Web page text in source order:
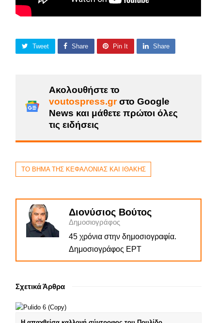
Tweet Share Pin It Share
Ακολουθήστε το
voutospress.grστο Google
News και μάθετε πρώτοι όλες
τις ειδήσεις
ΤΟ ΒΗΜΑ ΤΗΣ ΚΕΦΑΛΟΝΙΑΣ ΚΑΙ ΙΘΑΚΗΣ
Διονύσιος Βούτος
Δημοσιογράφος
45 χρόνια στην δημοσιογραφία.
Δημοσιογράφος ΕΡΤ
Σχετικά Άρθρα